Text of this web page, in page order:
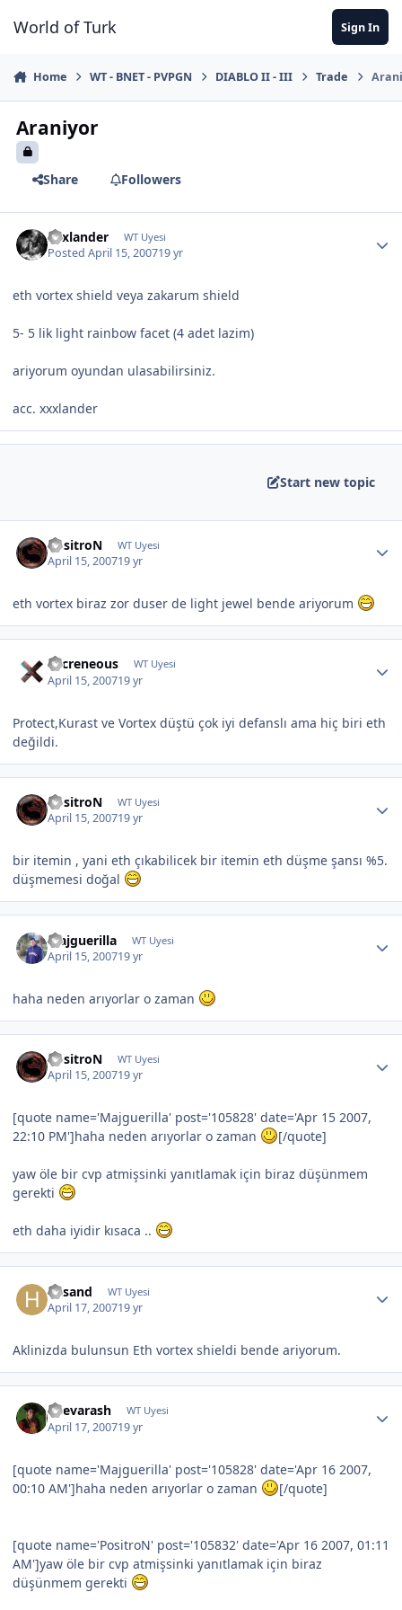
World of Turk Sign In
Home WT - BNET - PVPGN DIABLO II - III Trade
Araniyor
Share Followers
xxxlander WT Uyesi
PostedApril 15, 200719 yr
eth vortex shield veya zakarum shield
5- 5 lik light rainbow facet (4 adet lazim)
ariyorum oyundan ulasabilirsiniz.
acc. xxxlander
Start new topic
PositroN WT Uyesi
April 15, 200719 yr
eth vortex biraz zor duser de light jewel bende ariyorum
Sacreneous WT Uyesi
April 15, 200719 yr
Protect,Kurast ve Vortex düştü çok iyi defanslı ama hiç biri eth
değildi.
PositroN WT Uyesi
April 15, 200719 yr
bir itemin , yani eth çıkabilicek bir itemin eth düşme şansı %5.
düşmemesi doğal
Majguerilla WT Uyesi
April 15, 200719 yr
haha neden arıyorlar o zaman
PositroN WT Uyesi
April 15, 200719 yr
[quote name='Majguerilla' post='105828' date='Apr 15 2007,
22:10 PM']haha neden arıyorlar o zaman
[/quote]
yaw öle bir cvp atmişsinki yanıtlamak için biraz düşünmem
gerekti
eth daha iyidir kısaca ..
hasand WT Uyesi
April 17, 200719 yr
Aklinizda bulunsun Eth vortex shieldi bende ariyorum.
Shevarash WT Uyesi
April 17, 200719 yr
[quote name='Majguerilla' post='105828' date='Apr 16 2007,
00:10 AM']haha neden arıyorlar o zaman
[/quote]
[quote name='PositroN' post='105832' date='Apr 16 2007, 01:11
AM']yaw öle bir cvp atmişsinki yanıtlamak için biraz
düşünmem gerekti